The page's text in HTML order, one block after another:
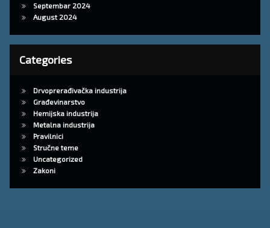
Septembar 2024
August 2024
Categories
Drvoprerađivačka industrija
Građevinarstvo
Hemijska industrija
Metalna industrija
Pravilnici
Stručne teme
Uncategorized
Zakoni